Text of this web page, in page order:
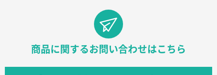
ラミネート紙袋 規格S1サイズ(A5対応)
2026年03月26日 17:31
商品に関するお問い合わせはこちら